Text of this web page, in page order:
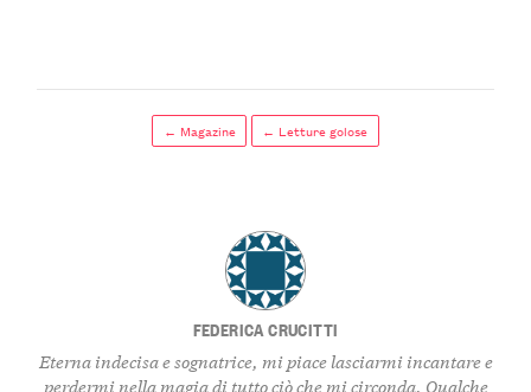
← Magazine ← Letture golose
FEDERICA CRUCITTI
Eterna indecisa e sognatrice, mi piace lasciarmi incantare e
perdermi nella magia di tutto ciò che mi circonda. Qualche